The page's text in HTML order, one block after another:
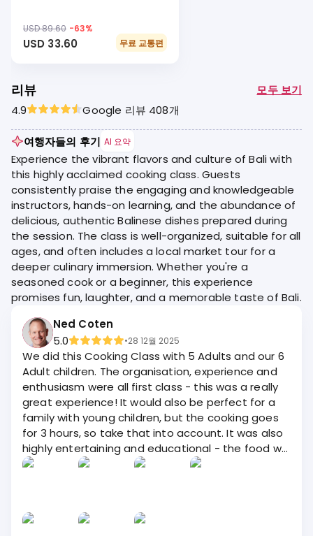
USD 89.60 -63%
USD 33.60 무료 교통편
리뷰
모두 보기
4.9
Google 리뷰 408개
여행자들의 후기 AI 요약
Experience the vibrant flavors and culture of Bali with
this highly acclaimed cooking class. Guests
consistently praise the engaging and knowledgeable
instructors, hands-on learning, and the abundance of
delicious, authentic Balinese dishes prepared during
the session. The class is well-organized, suitable for all
ages, and often includes a local market tour for a
deeper culinary immersion. Whether you're a
seasoned cook or a beginner, this experience
promises fun, laughter, and a memorable taste of Bali.
Ned Coten
5.0
•28 12월 2025
We did this Cooking Class with 5 Adults and our 6
Adult children. The organisation, experience and
enthusiasm were all first class - this was a really
great experience! It would also be perfect for a
family with young children, but the cooking goes
for 3 hours, so take that into account. It was also
highly entertaining and educational - the food we
cooked was served to us at lunchtime and tasted
experience in Bali, this is right up there. Could not
fault it and would definitely do it again - 5 Stars!!